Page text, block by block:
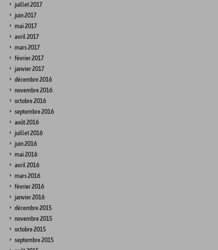
juillet 2017
juin 2017
mai 2017
avril 2017
mars 2017
février 2017
janvier 2017
décembre 2016
novembre 2016
octobre 2016
septembre 2016
août 2016
juillet 2016
juin 2016
mai 2016
avril 2016
mars 2016
février 2016
janvier 2016
décembre 2015
novembre 2015
octobre 2015
septembre 2015